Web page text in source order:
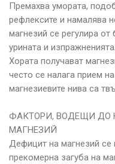
Премахва умората,
рефлексите и намалява
магнезий се регулира
урината и изпражненията.
Хората получават
често се налага прием
магнезиевите нива са
ФАКТОРИ, ВОДЕЩИ ДО
МАГНЕЗИЙ
Дефицит на магнезий се
прекомерна загуба на